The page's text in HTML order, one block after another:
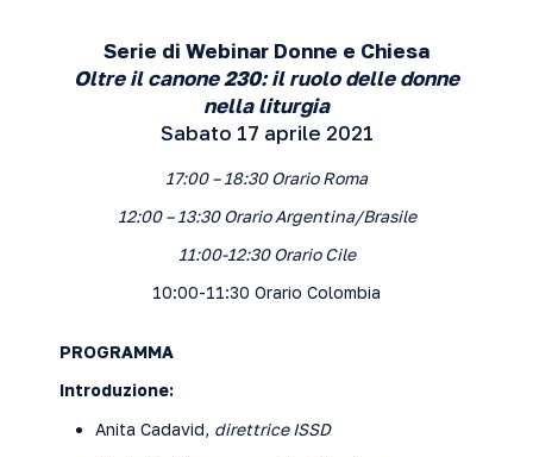
Serie di Webinar Donne e Chiesa
Oltre il canone 230: il ruolo delle donne
nella liturgia
Sabato 17 aprile 2021
17:00 – 18:30 Orario Roma
12:00 – 13:30 Orario Argentina/Brasile
11:00-12:30 Orario Cile
10:00-11:30 Orario Colombia
PROGRAMMA
Introduzione:
Anita Cadavid, direttrice ISSD